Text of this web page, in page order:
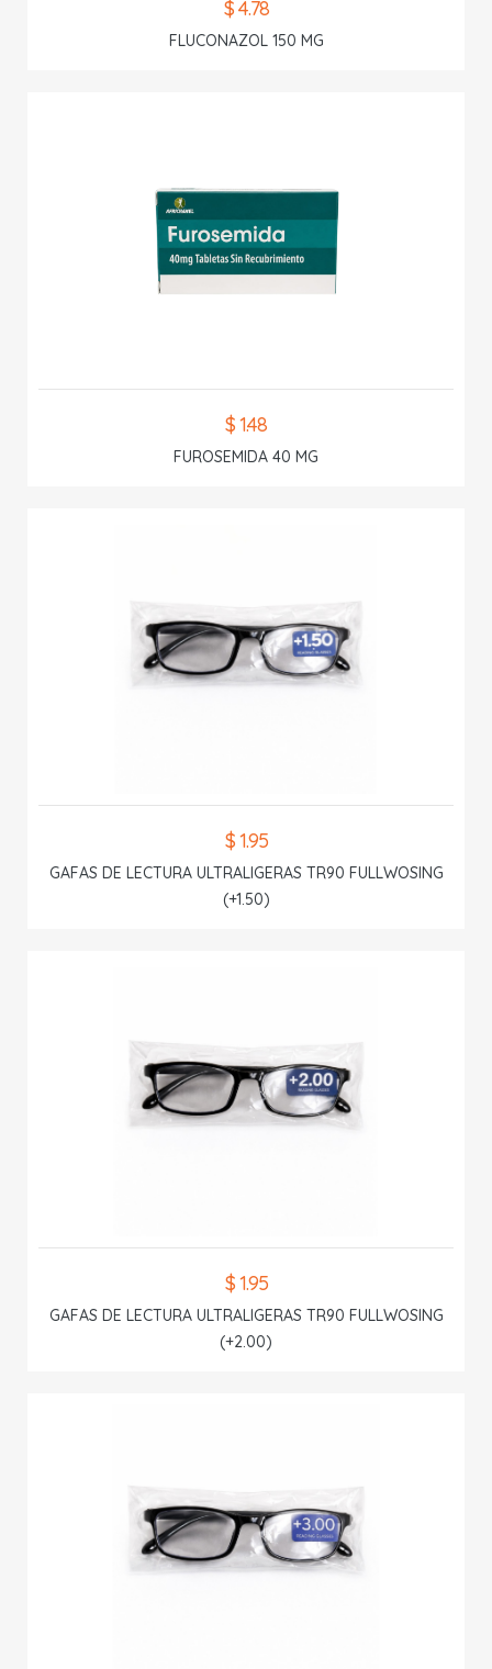
$ 4.78
FLUCONAZOL 150 MG
$ 1.48
FUROSEMIDA 40 MG
$ 1.95
GAFAS DE LECTURA ULTRALIGERAS TR90 FULLWOSING
(+1.50)
$ 1.95
GAFAS DE LECTURA ULTRALIGERAS TR90 FULLWOSING
(+2.00)